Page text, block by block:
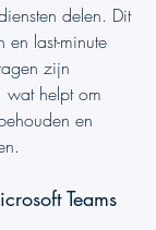
delen. Dit
en last-minute
zijn
wat helpt om
en
Teams